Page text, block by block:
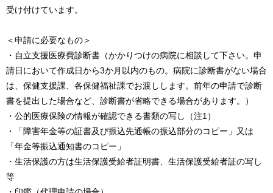
受け付けています。
＜申請に必要なもの＞
・自立支援医療費診断書（かかりつけの病院に相談して下さい。申
請日において作成日から3か月以内のもの。病院に診断書がない場合
は、保健支援課、各保健福祉課でお渡しします。前年の申請で診断
書を提出した場合など、診断書が省略できる場合があります。）
・公的医療保険の情報が確認できる書類の写し（注1）
・「障害年金等の証書及び振込先通帳の振込部分のコピー」又は
「年金等振込通知書のコピー」
・生活保護の方は生活保護受給者証明書、生活保護受給者証の写し
等